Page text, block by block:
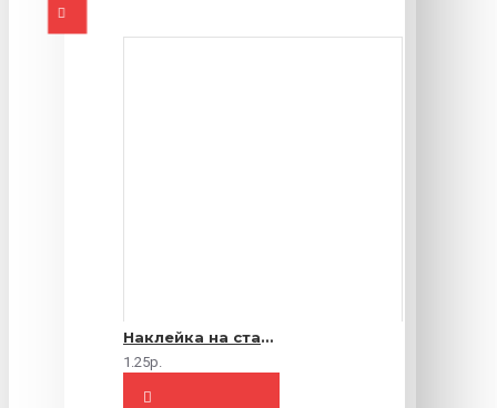
Наклейка на стакан
1.25р.